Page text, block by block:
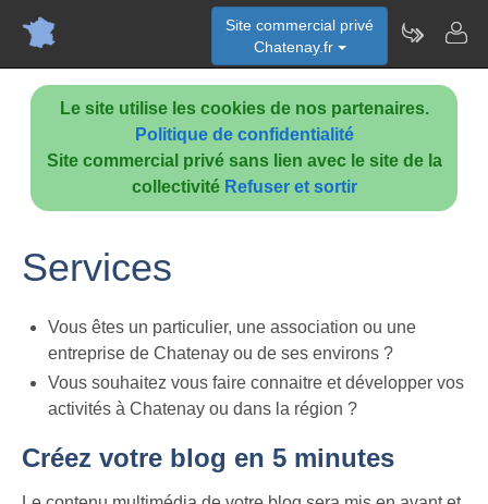
Le site utilise les cookies de nos partenaires.
Politique de confidentialité
Site commercial privé sans lien avec le site de la
collectivité Refuser et sortir
Site commercial privé
Chatenay.fr
Services
Vous êtes un particulier, une association ou une
entreprise de Chatenay ou de ses environs ?
Vous souhaitez vous faire connaitre et développer vos
activités à Chatenay ou dans la région ?
Créez votre blog en 5 minutes